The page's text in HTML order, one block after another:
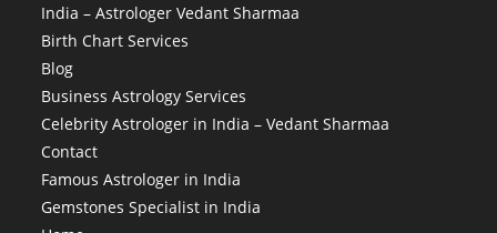
India – Astrologer Vedant Sharmaa
Birth Chart Services
Blog
Business Astrology Services
Celebrity Astrologer in India – Vedant Sharmaa
Contact
Famous Astrologer in India
Gemstones Specialist in India